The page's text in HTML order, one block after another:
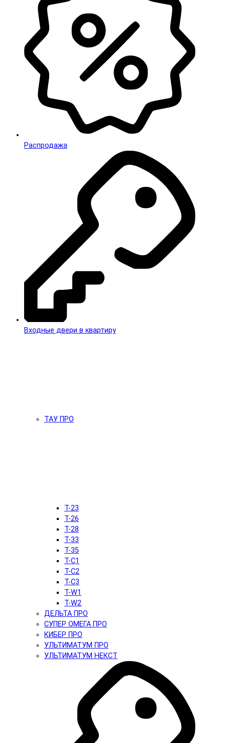
Распродажа
Входные двери в квартиру
ТАУ ПРО
T-23
T-26
T-28
T-33
T-35
T-C1
T-C2
T-C3
T-W1
T-W2
ДЕЛЬТА ПРО
СУПЕР ОМЕГА ПРО
КИБЕР ПРО
УЛЬТИМАТУМ ПРО
УЛЬТИМАТУМ НЕКСТ